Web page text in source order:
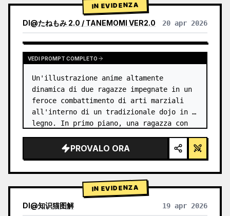
IN EVIDENZA
DI@たねもみ 2.0 / TANEMOMI VER2.0 20 apr 2026
VEDI PROMPT COMPLETO
Un'illustrazione anime altamente
dinamica di due ragazze impegnate in un
feroce combattimento di arti marziali
all'interno di un tradizionale dojo in
legno. In primo piano, una ragazza con
default="capelli neri raccolti in uno…
PROVALO ORA
IN EVIDENZA
DI@知识猫图解 19 apr 2026